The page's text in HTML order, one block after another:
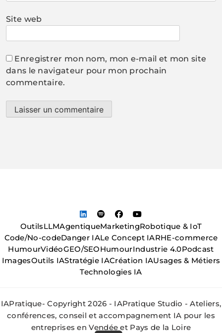
Site web
Enregistrer mon nom, mon e-mail et mon site
dans le navigateur pour mon prochain
commentaire.
OutilsLLMAgentiqueMarketingRobotique & IoT
Code/No-codeDanger IALe Concept IARHE-commerce
HumourVidéoGEO/SEOHumourIndustrie 4.0Podcast
ImagesOutils IAStratégie IACréation IAUsages & Métiers
Technologies IA
IAPratique- Copyright 2026 - IAPratique Studio - Ateliers,
conférences, conseil et accompagnement IA pour les
entreprises en Vendée et Pays de la Loire